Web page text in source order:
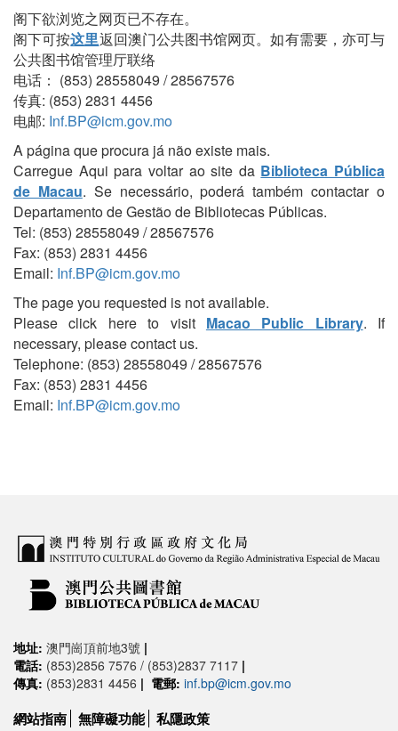
阁下欲浏览之网页已不存在。
阁下可按这里返回澳门公共图书馆网页。如有需要，亦可与
公共图书馆管理厅联络
电话： (853) 28558049 / 28567576
传真: (853) 2831 4456
电邮: Inf.BP@icm.gov.mo
A página que procura já não existe mais.
Carregue Aqui para voltar ao site da Biblioteca Pública
de Macau. Se necessário, poderá também contactar o
Departamento de Gestão de Bibliotecas Públicas.
Tel: (853) 28558049 / 28567576
Fax: (853) 2831 4456
Email: Inf.BP@icm.gov.mo
The page you requested is not available.
Please click here to visit Macao Public Library. If
necessary, please contact us.
Telephone: (853) 28558049 / 28567576
Fax: (853) 2831 4456
Email: Inf.BP@icm.gov.mo
地址: 澳門崗頂前地3號 |
電話: (853)2856 7576 / (853)2837 7117 |
傳真: (853)2831 4456 | 電郵: inf.bp@icm.gov.mo
網站指南 無障礙功能 私隱政策